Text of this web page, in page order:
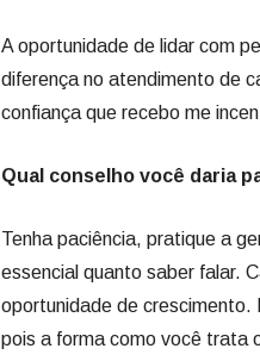
A oportunidade de lidar com
diferença no atendimento de
confiança que recebo me
Qual conselho você daria
Tenha paciência, pratique a
essencial quanto saber falar.
oportunidade de crescimento.
pois a forma como você trata